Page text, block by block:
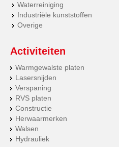
Waterreiniging
Industriële kunststoffen
Overige
Activiteiten
Warmgewalste platen
Lasersnijden
Verspaning
RVS platen
Constructie
Herwaarmerken
Walsen
Hydrauliek